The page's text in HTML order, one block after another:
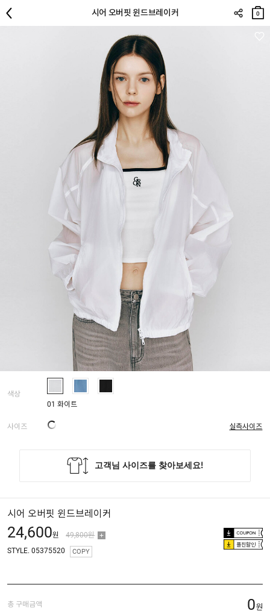
시어 오버핏 윈드브레이커
장바
구니
0
색상
01 화이트
사이즈 실측사이즈
시어 오버핏 윈드브레이커
24,600원 49,800원
플친할인
STYLE. 05375520 COPY
총 구매금액 0원